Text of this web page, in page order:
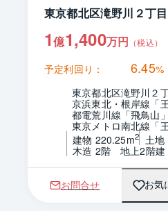
東京都北区滝野川２丁目
1億1,400万円 （税込）
予定利回り： 6.45%
東京都北区滝野川２
京浜東北・根岸線「
都電荒川線「飛鳥山
東京メトロ南北線「
建物 220.25m2 土地
木造 2階　地上2階建
お問合せ お気